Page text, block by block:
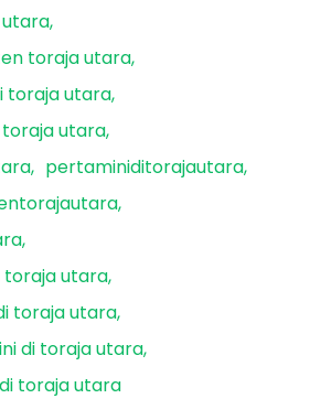
toraja utara
toraja utara
utara
pertaminiditorajautara
toraja utara
toraja utara
di toraja utara
toraja utara